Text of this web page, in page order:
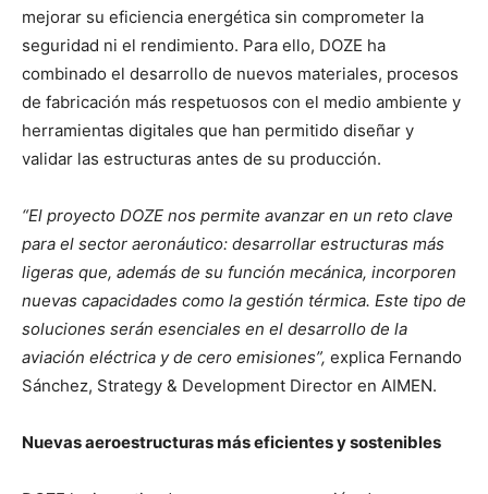
mejorar su eficiencia energética sin comprometer la
seguridad ni el rendimiento. Para ello, DOZE ha
combinado el desarrollo de nuevos materiales, procesos
de fabricación más respetuosos con el medio ambiente y
herramientas digitales que han permitido diseñar y
validar las estructuras antes de su producción.
“El proyecto DOZE nos permite avanzar en un reto clave
para el sector aeronáutico: desarrollar estructuras más
ligeras que, además de su función mecánica, incorporen
nuevas capacidades como la gestión térmica. Este tipo de
soluciones serán esenciales en el desarrollo de la
aviación eléctrica y de cero emisiones”, explica Fernando
Sánchez, Strategy & Development Director en AIMEN.
Nuevas aeroestructuras más eficientes y sostenibles